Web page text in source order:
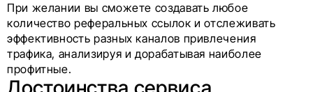
При желании вы сможете создавать любое
количество реферальных ссылок и отслеживать
эффективность разных каналов привлечения
трафика, анализируя и дорабатывая наиболее
профитные.